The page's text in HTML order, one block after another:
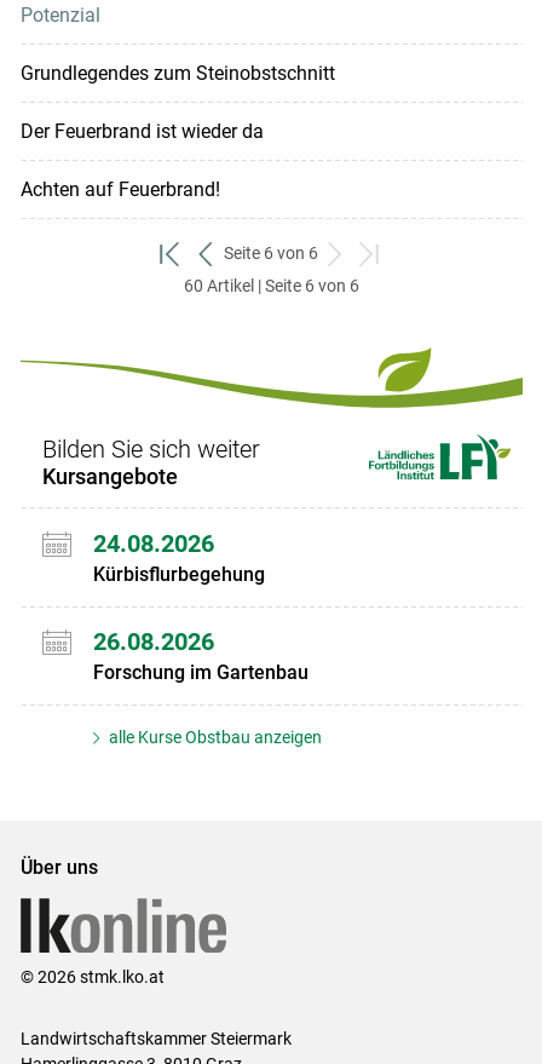
Potenzial
Grundlegendes zum Steinobstschnitt
Der Feuerbrand ist wieder da
Achten auf Feuerbrand!
zum
ersten
zurück
zum
Seite 6 von 6
weiter
zum
zum
60 Artikel | Seite 6 von 6
Bilden Sie sich weiter
Kursangebote
24.08.2026
Kürbisflurbegehung
26.08.2026
Forschung im Gartenbau
alle Kurse Obstbau anzeigen
Über uns
© 2026 stmk.lko.at
Landwirtschaftskammer Steiermark